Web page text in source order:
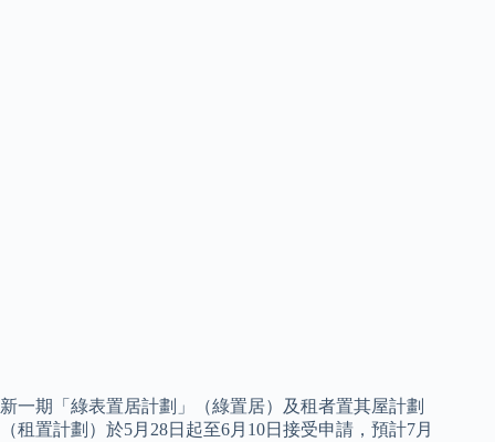
新一期「綠表置居計劃」（綠置居）及租者置其屋計劃
（租置計劃）於5月28日起至6月10日接受申請，預計7月